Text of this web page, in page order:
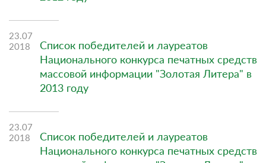
23.07
2018
Список победителей и лауреатов
Национального конкурса печатных средств
массовой информации "Золотая Литера" в
2013 году
23.07
2018
Список победителей и лауреатов
Национального конкурса печатных средств